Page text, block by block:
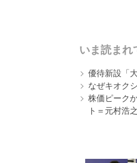
いま読まれ
優待新設「
なぜキオク
株価ピーク
ト＝元村浩之